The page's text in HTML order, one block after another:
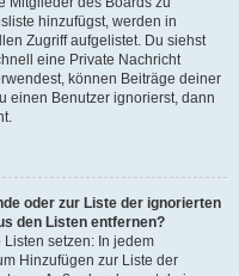
hinzufügst, werden in
Zugriff aufgelistet. Du siehst
eine Private Nachricht
können Beiträge deiner
einen Benutzer ignorierst, dann
oder zur Liste der ignorierten
den Listen entfernen?
setzen: In jedem
Hinzufügen zur Liste der